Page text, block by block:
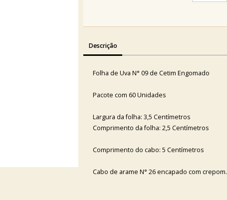
Descrição
Folha de Uva N° 09 de Cetim Engomado
Pacote com 60 Unidades
Largura da folha: 3,5 Centímetros
Comprimento da folha: 2,5 Centímetros
Comprimento do cabo: 5 Centímetros
Cabo de arame N° 26 encapado com crepom.